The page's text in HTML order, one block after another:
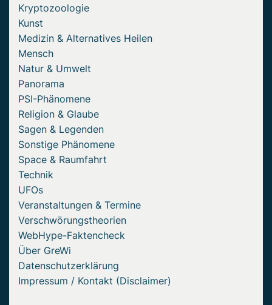
Kryptozoologie
Kunst
Medizin & Alternatives Heilen
Mensch
Natur & Umwelt
Panorama
PSI-Phänomene
Religion & Glaube
Sagen & Legenden
Sonstige Phänomene
Space & Raumfahrt
Technik
UFOs
Veranstaltungen & Termine
Verschwörungstheorien
WebHype-Faktencheck
Über GreWi
Datenschutzerklärung
Impressum / Kontakt (Disclaimer)